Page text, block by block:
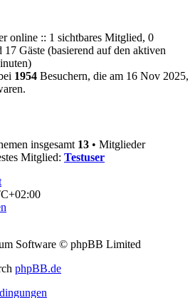
online :: 1 sichtbares Mitglied, 0
Gäste (basierend auf den aktiven
1954 Besuchern, die am 16 Nov 2025,
insgesamt 13 • Mitglieder
Mitglied: Testuser
Software © phpBB Limited
phpBB.de